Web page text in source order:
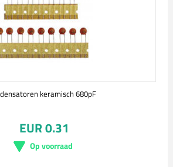
keramisch 680pF
EUR 0.31
Op voorraad